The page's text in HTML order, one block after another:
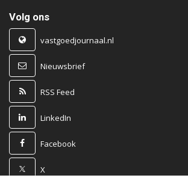
Volg ons
vastgoedjournaal.nl
Nieuwsbrief
RSS Feed
LinkedIn
Facebook
X